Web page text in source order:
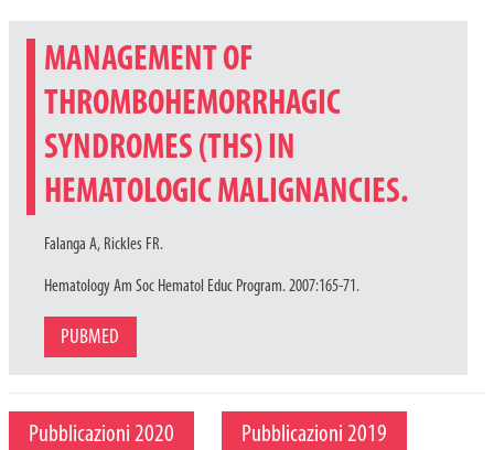
MANAGEMENT OF
THROMBOHEMORRHAGIC
SYNDROMES (THS) IN
HEMATOLOGIC MALIGNANCIES.
Falanga A, Rickles FR.
Hematology Am Soc Hematol Educ Program. 2007:165-71.
PUBMED
Pubblicazioni 2020
Pubblicazioni 2019